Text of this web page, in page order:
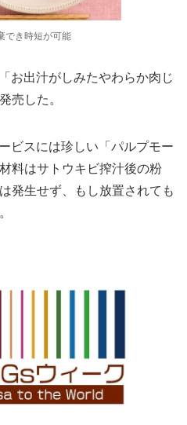
でき時短が可能
お出汁がしみたやわらか肉じ
売した。
ビスには珍しい「パルプモー
料はサトウキビ搾汁後の粉
発生せず、もし放置されても